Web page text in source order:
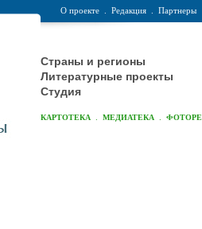
О проекте Редакция Партнеры
Страны и регионы
Литературные проекты
Студия
КАРТОТЕКА МЕДИАТЕКА